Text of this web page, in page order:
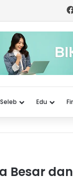
Seleb Edu
Besar